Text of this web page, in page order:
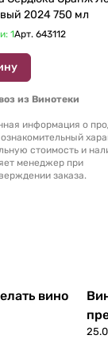
2024 750 мл
1Арт. 643112
из Винотеки
информация о
стоимость и
менеджер при
заказа.
вино
Вино